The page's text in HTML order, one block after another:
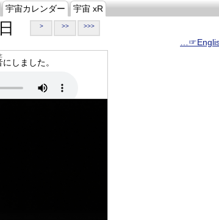
宇宙カレンダー 宇宙 xR
> >> >>>
にしました。